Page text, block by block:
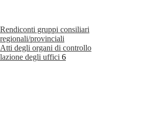
Rendiconti gruppi consiliari
regionali/provinciali
Atti degli organi di controllo
degli uffici 6